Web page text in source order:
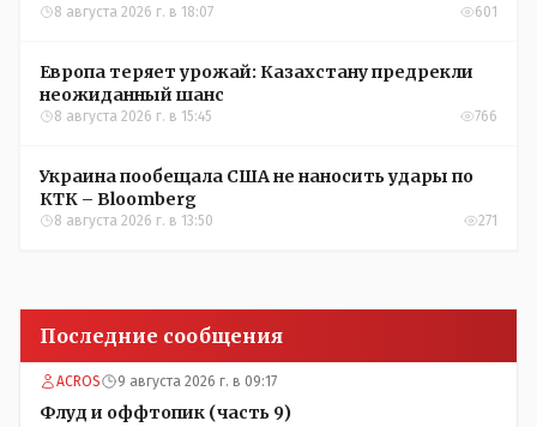
УЕФА
8 августа 2026 г. в 18:07 601
Европа теряет урожай: Казахстану предрекли
неожиданный шанс
8 августа 2026 г. в 15:45 766
Украина пообещала США не наносить удары по
КТК – Bloomberg
8 августа 2026 г. в 13:50 271
Последние сообщения
ACROS 9 августа 2026 г. в 09:17
Флуд и оффтопик (часть 9)